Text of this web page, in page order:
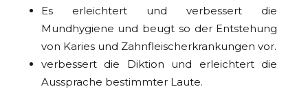
Es erleichtert und verbessert die
Mundhygiene und beugt so der Entstehung
von Karies und Zahnfleischerkrankungen vor.
verbessert die Diktion und erleichtert die
Aussprache bestimmter Laute.